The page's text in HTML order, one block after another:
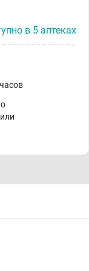
в 5 аптеках
или